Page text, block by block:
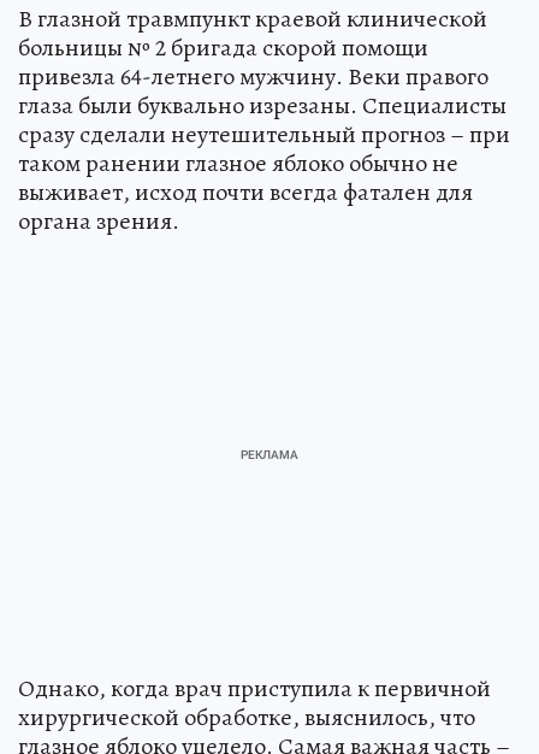
В глазной травмпункт краевой клинической
больницы № 2 бригада скорой помощи
привезла 64-летнего мужчину. Веки правого
глаза были буквально изрезаны. Специалисты
сразу сделали неутешительный прогноз – при
таком ранении глазное яблоко обычно не
выживает, исход почти всегда фатален для
органа зрения.
Однако, когда врач приступила к первичной
хирургической обработке, выяснилось, что
глазное яблоко уцелело. Самая важная часть –